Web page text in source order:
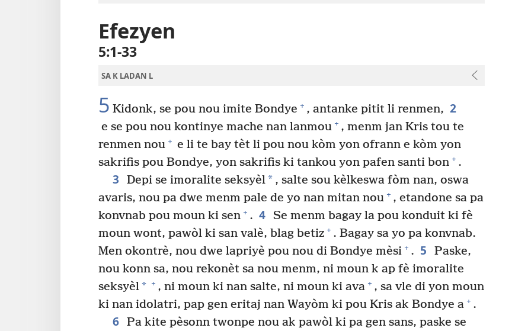
Efezyen
5​:​1-33
SA K LADAN L
5 Kidonk, se pou nou imite Bondye + , antanke pitit li renmen, 2
e se pou nou kontinye mache nan lanmou + , menm jan Kris tou te
renmen nou + e li te bay tèt li pou nou kòm yon ofrann e kòm yon
sakrifis pou Bondye, yon sakrifis ki tankou yon pafen santi bon + .
3 Depi se imoralite seksyèl* , salte sou kèlkeswa fòm nan, oswa
avaris, nou pa dwe menm pale de yo nan mitan nou + , etandone sa pa
konvnab pou moun ki sen + . 4 Se menm bagay la pou konduit ki fè
moun wont, pawòl ki san valè, blag betiz + . Bagay sa yo pa konvnab.
Men okontrè, nou dwe lapriyè pou nou di Bondye mèsi + . 5
Paske,
nou konn sa, nou rekonèt sa nou menm, ni moun k ap fè imoralite
seksyèl* + , ni moun ki nan salte, ni moun ki ava + , sa vle di yon moun
ki nan idolatri, pap gen eritaj nan Wayòm ki pou Kris ak Bondye a + .
6 Pa kite pèsonn twonpe nou ak pawòl ki pa gen sans, paske se